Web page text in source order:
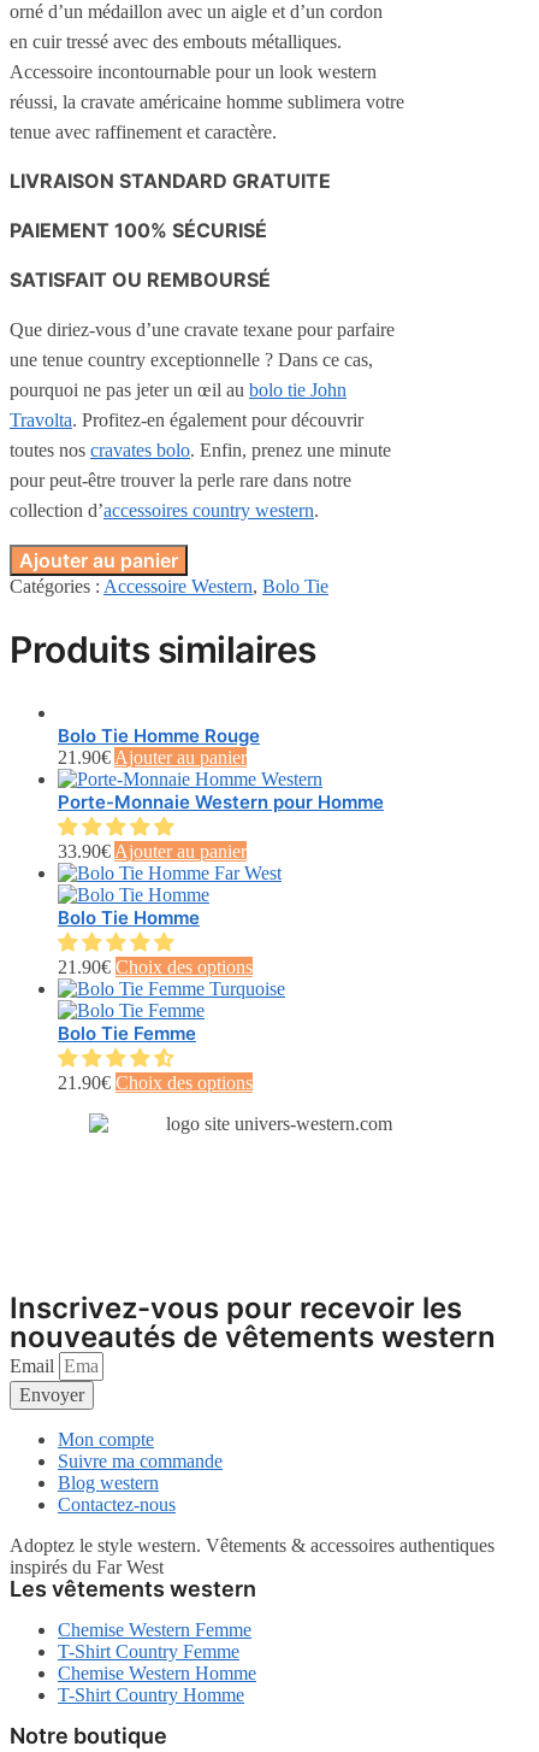
orné d’un médaillon avec un aigle et d’un cordon
en cuir tressé avec des embouts métalliques.
Accessoire incontournable pour un look western
réussi, la cravate américaine homme sublimera votre
tenue avec raffinement et caractère.
LIVRAISON STANDARD GRATUITE
PAIEMENT 100% SÉCURISÉ
SATISFAIT OU REMBOURSÉ
Que diriez-vous d’une cravate texane pour parfaire
une tenue country exceptionnelle ? Dans ce cas,
pourquoi ne pas jeter un œil au bolo tie John
Travolta. Profitez-en également pour découvrir
toutes nos cravates bolo. Enfin, prenez une minute
pour peut-être trouver la perle rare dans notre
collection d’accessoires country western.
Ajouter au panier
Catégories : Accessoire Western, Bolo Tie
Produits similaires
Bolo Tie Homme Rouge
21.90€ Ajouter au panier
Porte-Monnaie Western pour Homme
33.90€ Ajouter au panier
Bolo Tie Homme
21.90€ Choix des optionsCe
produit
Les
options
peuvent
Bolo Tie Femme
21.90€ Choix des optionsCe
a
sur
la
page
Inscrivez-vous pour recevoir les
nouveautés de vêtements western
Email
Envoyer
Mon compte
Suivre ma commande
Blog western
Contactez-nous
Adoptez le style western. Vêtements & accessoires authentiques
inspirés du Far West
Les vêtements western
Chemise Western Femme
T-Shirt Country Femme
Chemise Western Homme
T-Shirt Country Homme
Notre boutique